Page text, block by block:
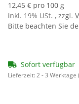
12,45 € pro 100 g
inkl. 19% USt. , zzgl.
Bitte beachten Sie
Sofort verfügbar
Lieferzeit:2 - 3 Werktage